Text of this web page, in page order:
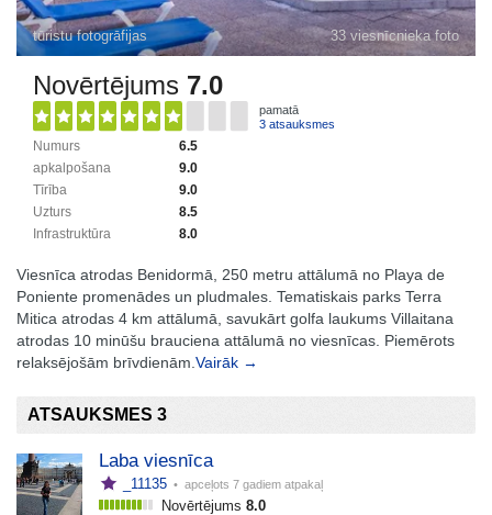
tūristu fotogrāfijas 33 viesnīcnieka foto
Novērtējums 7.0
pamatā
3 atsauksmes
6.5
Numurs
9.0
apkalpošana
9.0
Tīrība
8.5
Uzturs
8.0
Infrastruktūra
Viesnīca atrodas Benidormā, 250 metru attālumā no Playa de
Poniente promenādes un pludmales. Tematiskais parks Terra
Mitica atrodas 4 km attālumā, savukārt golfa laukums Villaitana
atrodas 10 minūšu brauciena attālumā no viesnīcas. Piemērots
relaksējošām brīvdienām. Vairāk →
ATSAUKSMES 3
Laba viesnīca
_11135 • apceļots 7 gadiem atpakaļ
Novērtējums 8.0